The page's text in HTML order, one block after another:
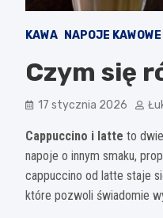
KAWA NAPOJE KAWOWE
Czym się
17 stycznia 2026
Cappuccino i latte to
napoje o innym smaku,
cappuccino od latte staje
które pozwoli świadomie